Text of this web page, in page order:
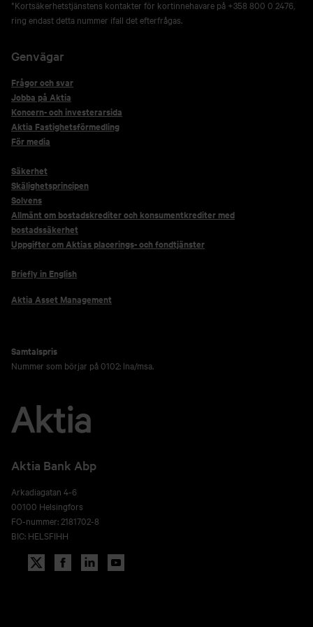
*Kortsäkerhetstjänstens kontakter för kortinnehavare på +358 800 0 2476,
ring endast detta nummer ifall det efterfrågas.
Genvägar
Frågor och svar
Jobba på Aktia
Koncern- och investerarsida
Aktia Fastighetsförmedling
För media
Säkerhet
Skälighetsprincipen
Solvens
Allmänt om bostadskrediter och konsumentkrediter med
bostadssäkerhet
Uppgifter om Aktias placerings- och fondtjänster
Briefly in English
Aktia Asset Management
Samtalspris
Nummer som börjar på 0102: lna/msa.
Aktia Bank Abp
Arkadiagatan 4-6
00100 Helsingfors
FO-nummer: 2181702-8
BIC: HELSFIHH